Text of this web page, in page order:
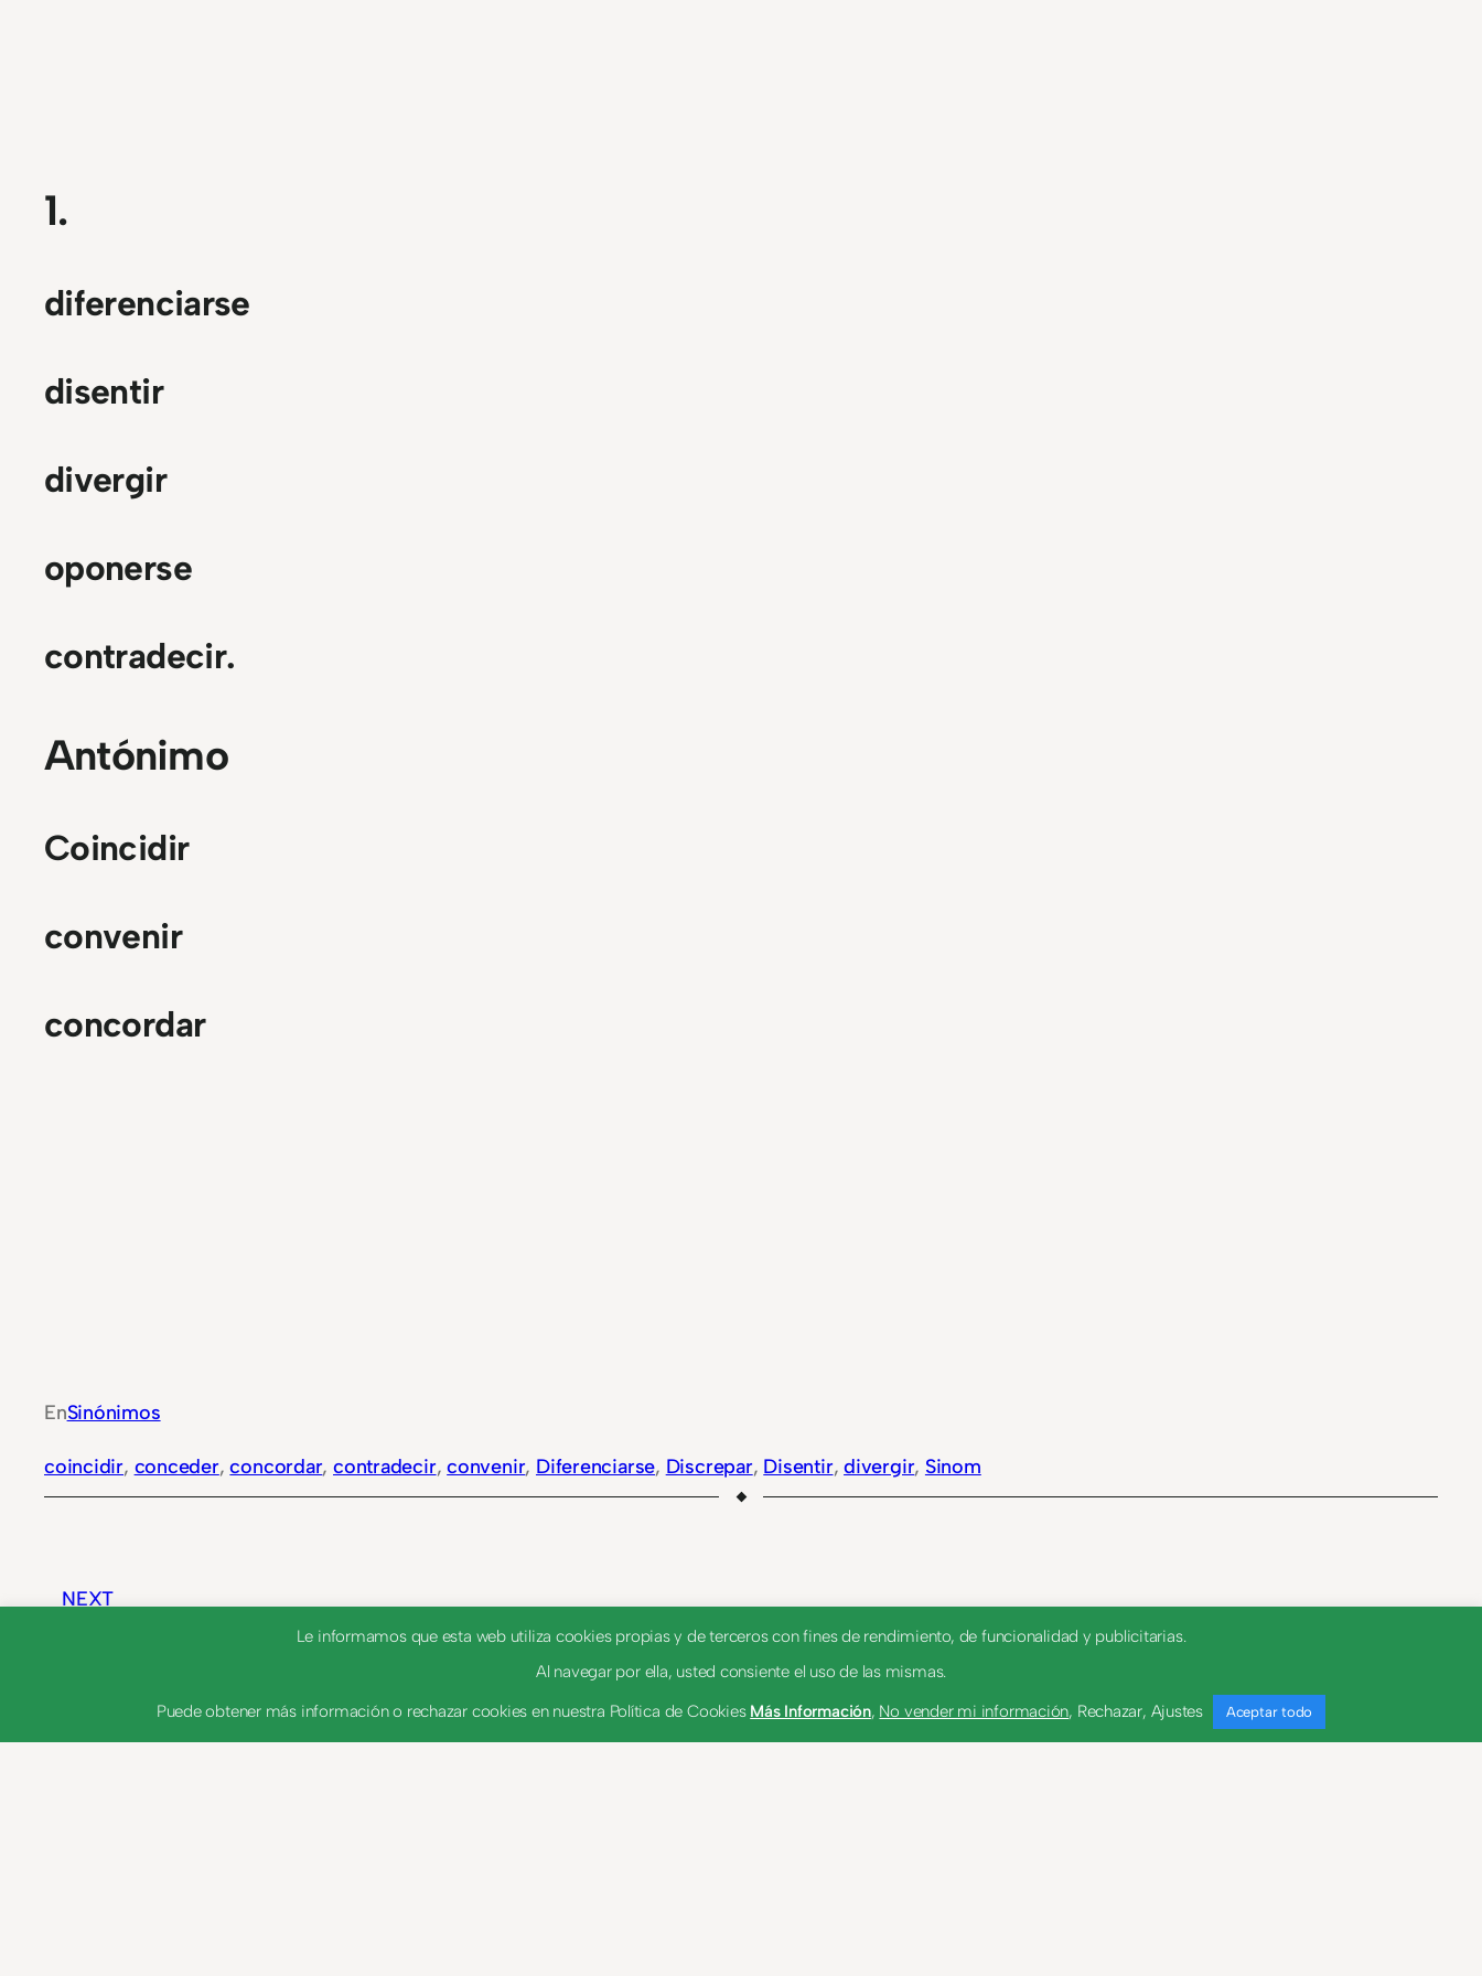
1.
diferenciarse
disentir
divergir
oponerse
contradecir.
Antónimo
Coincidir
convenir
concordar
EnSinónimos
coincidir, conceder, concordar, contradecir, convenir, Diferenciarse, Discrepar, Disentir, divergir, Sinom
NEXT
Pensam. Centroam.
Le informamos que esta web utiliza cookies propias y de terceros con fines de rendimiento, de funcionalidad y publicitarias.
Al navegar por ella, usted consiente el uso de las mismas.
Puede obtener más información o rechazar cookies en nuestra Política de Cookies Más Información, No vender mi información, Rechazar, Ajustes Aceptar todo